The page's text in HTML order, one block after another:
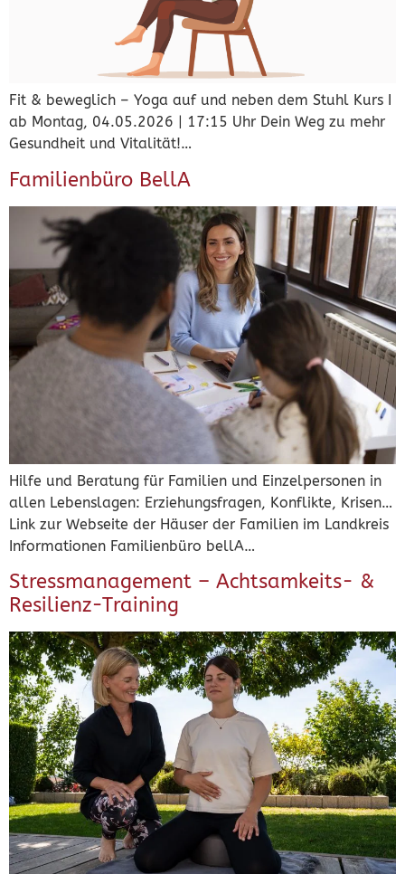
Fit & beweglich – Yoga auf und neben dem Stuhl Kurs I
ab Montag, 04.05.2026 | 17:15 Uhr Dein Weg zu mehr
Gesundheit und Vitalität!…
Familienbüro BellA
Hilfe und Beratung für Familien und Einzelpersonen in
allen Lebenslagen: Erziehungsfragen, Konflikte, Krisen…
Link zur Webseite der Häuser der Familien im Landkreis
Informationen Familienbüro bellA…
Stressmanagement – Achtsamkeits- &
Resilienz-Training